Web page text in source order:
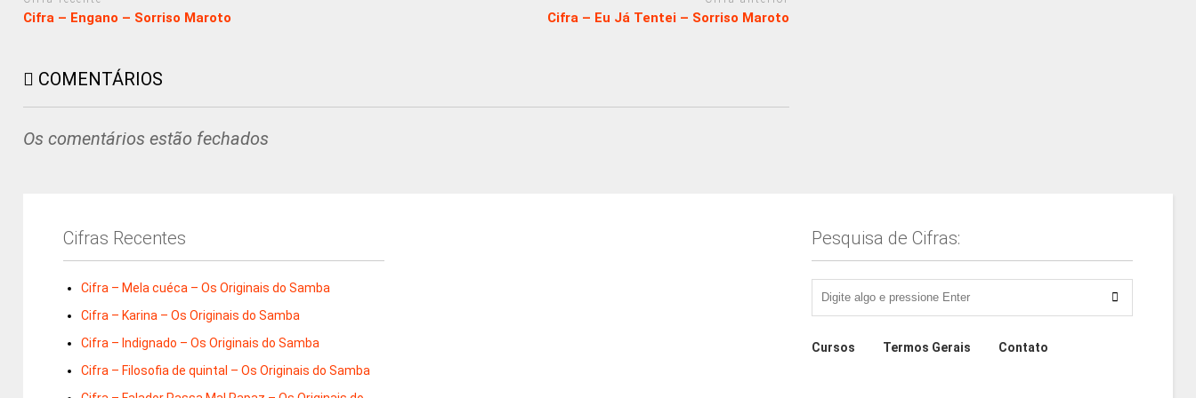
Cifra – Engano – Sorriso Maroto Cifra – Eu Já Tentei – Sorriso Maroto
COMENTÁRIOS
Os comentários estão fechados
Cifras Recentes
Cifra – Mela cuéca – Os Originais do Samba
Cifra – Karina – Os Originais do Samba
Cifra – Indignado – Os Originais do Samba
Cifra – Filosofia de quintal – Os Originais do Samba
Pesquisa de Cifras:
Cursos Termos Gerais Contato